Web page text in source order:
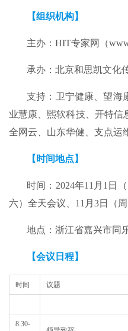
【组织机构】
主办：HIT专家网（
承办：北京和思凯文化
支持：卫宁健康、望海
业慧康、熙软科技、开特信
全网云、山东华健、支点运
【时间地点】
时间：2024年11月1日
六）全天会议、11月3日（周
地点：浙江省嘉兴市同
【会议日程】
时间 议题
8:30-